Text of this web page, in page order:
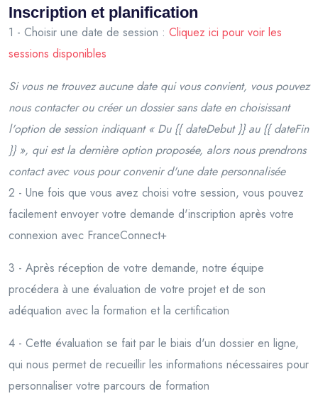
Inscription et planification
1 - Choisir une date de session : Cliquez ici pour voir les
sessions disponibles
Si vous ne trouvez aucune date qui vous convient, vous pouvez
nous contacter ou créer un dossier sans date en choisissant
l'option de session indiquant « Du {{ dateDebut }} au {{ dateFin
}} », qui est la dernière option proposée, alors nous prendrons
contact avec vous pour convenir d'une date personnalisée
2 - Une fois que vous avez choisi votre session, vous pouvez
facilement envoyer votre demande d'inscription après votre
connexion avec FranceConnect+
3 - Après réception de votre demande, notre équipe
procédera à une évaluation de votre projet et de son
adéquation avec la formation et la certification
4 - Cette évaluation se fait par le biais d'un dossier en ligne,
qui nous permet de recueillir les informations nécessaires pour
personnaliser votre parcours de formation